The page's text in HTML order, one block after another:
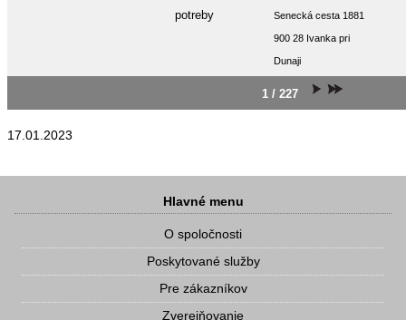
potreby
Senecká cesta 1881
900 28 Ivanka pri
Dunaji
1 / 227
17.01.2023
Hlavné menu
O spoločnosti
Poskytované služby
Pre zákazníkov
Zverejňovanie